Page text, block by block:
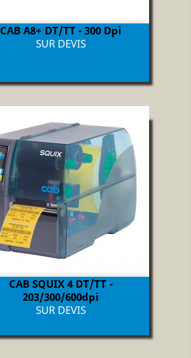
CAB A8+ DT/TT - 300 Dpi
Prix
SUR DEVIS
CAB SQUIX 4 DT/TT -
203/300/600dpi
Prix
SUR DEVIS